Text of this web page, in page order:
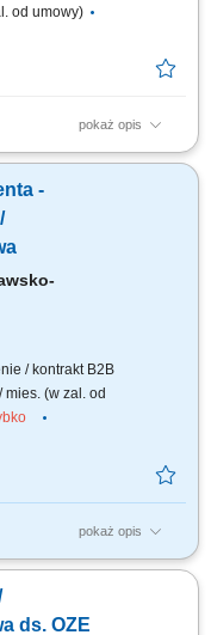
od umowy)
pokaż opis
rozwiązań z obszaru
klientów oraz
ofert i finalizowanie
Raportowanie
-
/ kontrakt B2B
mies. (w zal. od
pokaż opis
klientowi
relacje –
„jedną transakcję”
ds. OZE